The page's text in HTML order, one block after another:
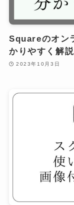
Squareのオン
かりやすく解説
2023年10月3日